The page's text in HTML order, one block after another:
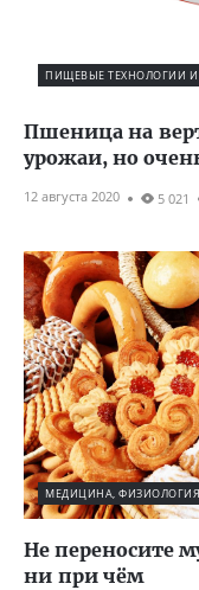
ПИЩЕВЫЕ ТЕХНОЛОГИИ
Пшеница на
урожаи, но
12 августа 2020 5 021
МЕДИЦИНА,
Не переносите
ни при чём